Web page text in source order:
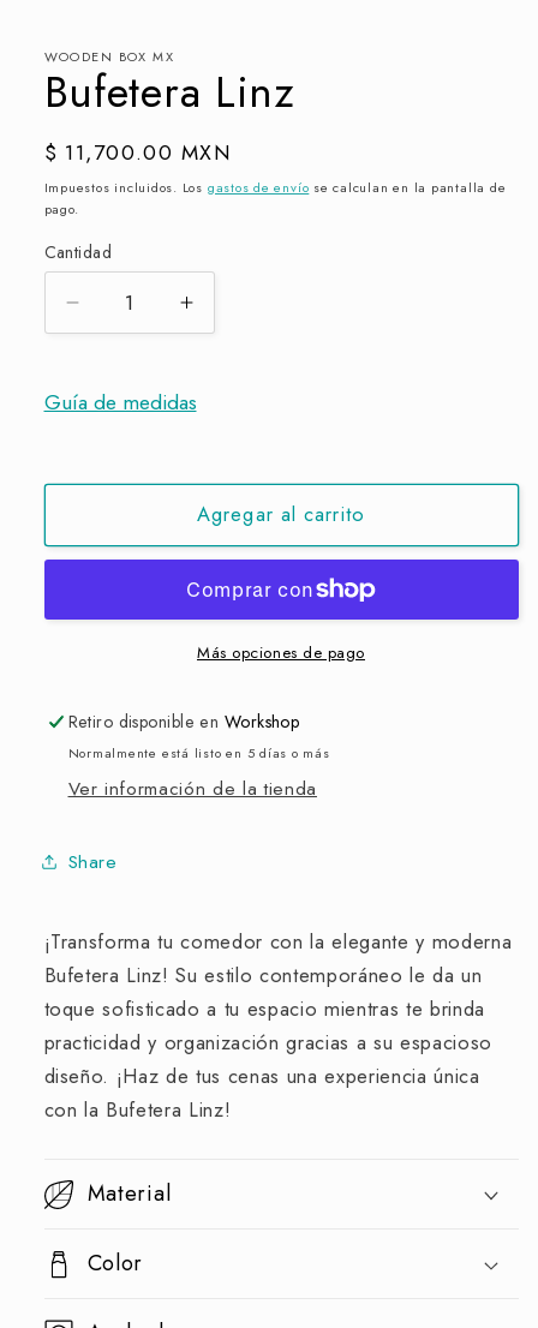
WOODEN BOX MX
Bufetera Linz
Precio
habitual
$ 11,700.00 MXN
Impuestos incluidos. Los gastos de envío se calculan en la pantalla de
pago.
Cantidad
Cantidad
Reducir
cantidad
Bufetera
Aumentar
cantidad
Bufetera
Guía de medidas
Agregar al carrito
Más opciones de pago
Retiro disponible en Workshop
Normalmente está listo en 5 días o más
Ver información de la tienda
Share
¡Transforma tu comedor con la elegante y moderna
Bufetera Linz! Su estilo contemporáneo le da un
toque sofisticado a tu espacio mientras te brinda
practicidad y organización gracias a su espacioso
diseño. ¡Haz de tus cenas una experiencia única
con la Bufetera Linz!
Material
Color